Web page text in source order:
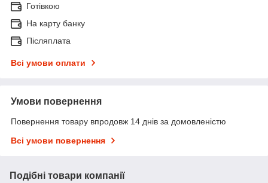
Готівкою
На карту банку
Післяплата
Всі умови оплати
Умови повернення
Повернення товару впродовж 14 днів за домовленістю
Всі умови повернення
Подібні товари компанії